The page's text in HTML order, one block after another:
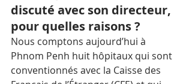
discuté avec son directeur,
pour quelles raisons ?
Nous comptons aujourd’hui à
Phnom Penh huit hôpitaux qui sont
conventionnés avec la Caisse des